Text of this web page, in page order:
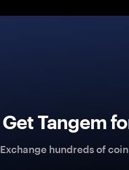
Get Tangem
Exchange hundreds of